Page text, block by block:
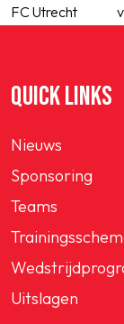
FC Utrecht
QUICK LINKS
Nieuws
Sponsoring
Teams
Uitslagen